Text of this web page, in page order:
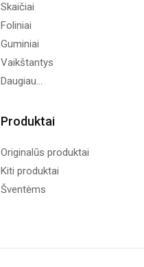
Skaičiai
Foliniai
Guminiai
Vaikštantys
Daugiau...
Produktai
Originalūs produktai
Kiti produktai
Šventėms